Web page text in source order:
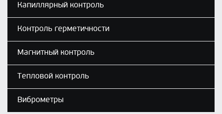
Капиллярный контроль
Контроль герметичности
Магнитный контроль
Тепловой контроль
Виброметры